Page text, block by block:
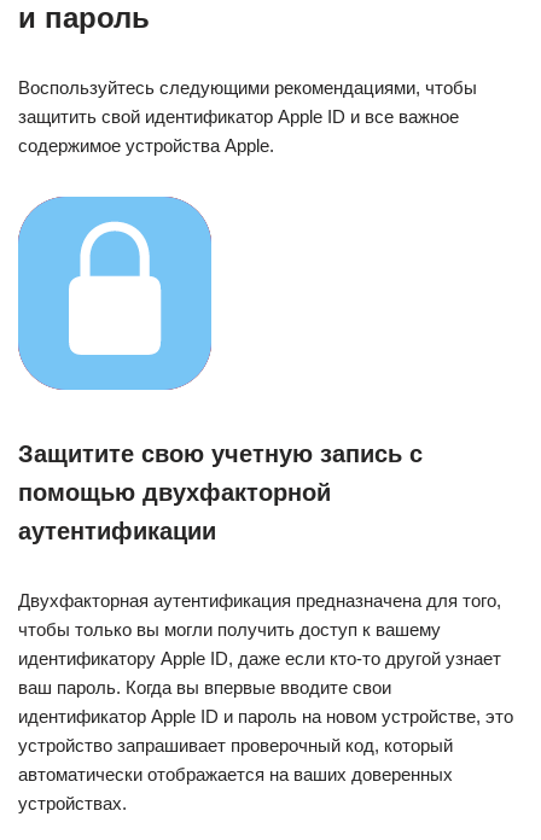
и пароль
Воспользуйтесь следующими рекомендациями, чтобы
защитить свой идентификатор Apple ID и все важное
содержимое устройства Apple.
Защитите свою учетную запись с
помощью двухфакторной
аутентификации
Двухфакторная аутентификация предназначена для того,
чтобы только вы могли получить доступ к вашему
идентификатору Apple ID, даже если кто-то другой узнает
ваш пароль. Когда вы впервые вводите свои
идентификатор Apple ID и пароль на новом устройстве, это
устройство запрашивает проверочный код, который
автоматически отображается на ваших доверенных
устройствах.